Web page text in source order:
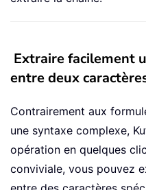
Extraire facilement
entre deux
Contrairement aux
une syntaxe complexe,
opération en quelques
conviviale, vous pouvez